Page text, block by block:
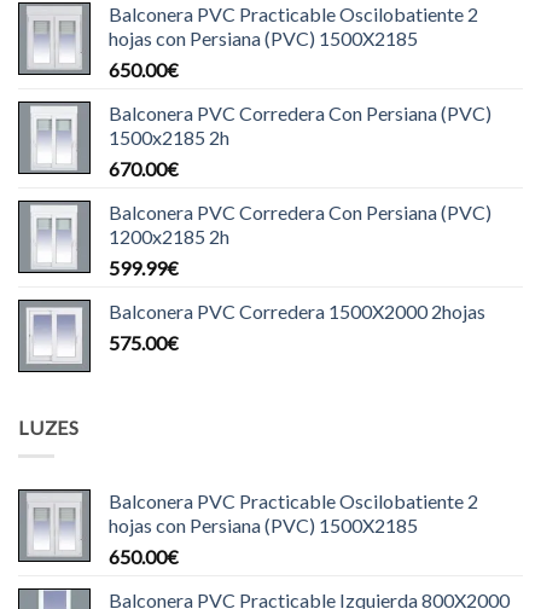
Balconera PVC Practicable Oscilobatiente 2
hojas con Persiana (PVC) 1500X2185
650.00€
Balconera PVC Corredera Con Persiana (PVC)
1500x2185 2h
670.00€
Balconera PVC Corredera Con Persiana (PVC)
1200x2185 2h
599.99€
Balconera PVC Corredera 1500X2000 2hojas
575.00€
LUZES
Balconera PVC Practicable Oscilobatiente 2
hojas con Persiana (PVC) 1500X2185
650.00€
Balconera PVC Practicable Izquierda 800X2000